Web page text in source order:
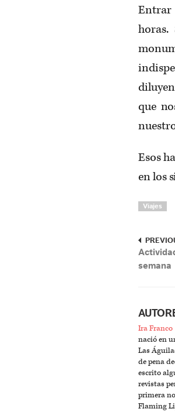
Entrar
que
Esos
en los
Viajes
semana
Ira Franco
nació en
Las
de pena
escrito
revistas
primera
Flaming